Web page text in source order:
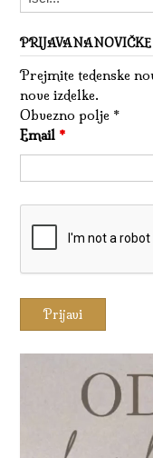
PRIJAVA NA NOVIČKE
Prejmite tedenske
nove izdelke.
Obvezno polje *
Email *